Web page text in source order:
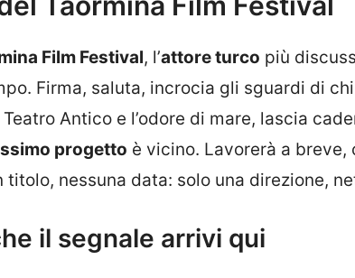
Film Festival, l’attore turco più
Firma, saluta, incrocia gli sguardi di
Antico e l’odore di mare, lascia
progetto è vicino. Lavorerà a breve,
titolo, nessuna data: solo una direzione,
il segnale arrivi qui